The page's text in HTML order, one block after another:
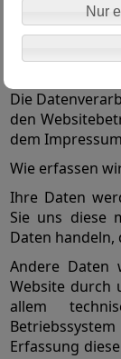
Nur
Wer ist
Die
den
dem
Wie erfassen
Ihre Daten
Sie uns diese
Daten
Andere Daten
Website durch
allem
Erfassung